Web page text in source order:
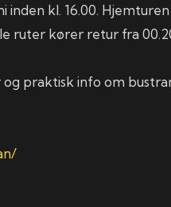
inden kl. 16.00.
ruter kører retur fra
praktisk info om